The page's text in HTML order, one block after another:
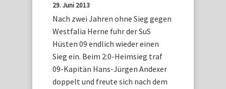
29. Juni 2013
Nach zwei Jahren ohne Sieg gegen
Westfalia Herne fuhr der SuS
Hüsten 09 endlich wieder einen
Sieg ein. Beim 2:0-Heimsieg traf
09-Kapitän Hans-Jürgen Andexer
doppelt und freute sich nach dem